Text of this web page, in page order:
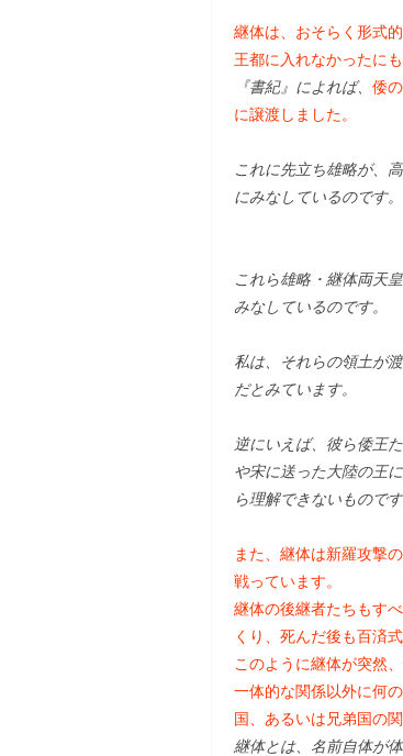
継体は、おそらく形式
王都に入れなかったに
『書紀』によれば、 倭
に譲渡しました。
これに先立ち雄略が、
にみなしているのです。
これら雄略・継体両天
みなしているのです。
私は、それらの領土が
だとみています。
逆にいえば、彼ら倭王
や宋に送った大陸の王
ら理解できないものです
また、継体は新羅攻撃
戦っています。
継体の後継者たちもす
くり、死んだ後も百済
このように継体が突然
一体的な関係以外に何
国、あるいは兄弟国の
継体とは、名前自体が